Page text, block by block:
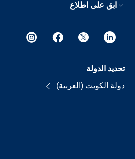
ابق على اطلاع
تحديد الدولة
دولة الكويت (العربية)